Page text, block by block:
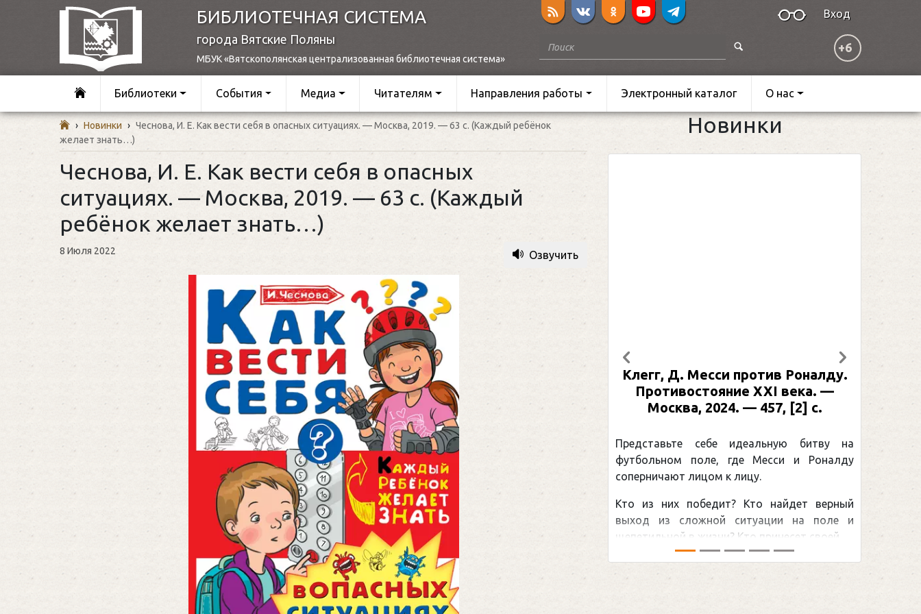
БИБЛИОТЕЧНАЯ СИСТЕМА
города Вятские Поляны
МБУК «Вятскополянская централизованная библиотечная система»
Вход
+6
Библиотеки События Медиа Читателям Направления работы Электронный каталог О нас
› Новинки › Чеснова, И. Е. Как вести себя в опасных ситуациях. — Москва, 2019. — 63 с. (Каждый ребёнок
желает знать…)
Чеснова, И. Е. Как вести себя в опасных
ситуациях. — Москва, 2019. — 63 с. (Каждый
ребёнок желает знать…)
8 Июля 2022 Озвучить
Новинки
Клегг, Д. Месси против Роналду.
Противостояние XXI века. —
Москва, 2024. — 457, [2] с.
Представьте себе идеальную битву на
футбольном поле, где Месси и Роналду
соперничают лицом к лицу.
Кто из них победит? Кто найдет верный
выход из сложной ситуации на поле и
щепетильной в жизни? Кто принесет своей ...
Предыдущий Следующий